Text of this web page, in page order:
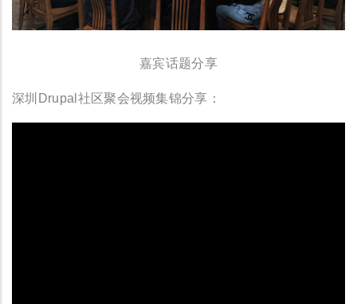
嘉宾话题分享
深圳Drupal社区聚会视频集锦分享：